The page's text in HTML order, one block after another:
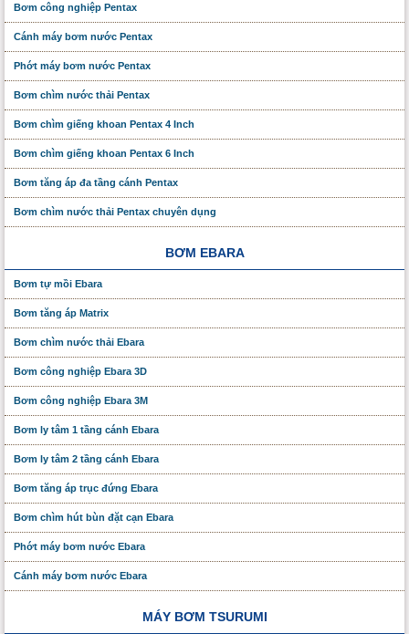
Bơm công nghiệp Pentax
Cánh máy bơm nước Pentax
Phớt máy bơm nước Pentax
Bơm chìm nước thải Pentax
Bơm chìm giếng khoan Pentax 4 Inch
Bơm chìm giếng khoan Pentax 6 Inch
Bơm tăng áp đa tầng cánh Pentax
Bơm chìm nước thải Pentax chuyên dụng
BƠM EBARA
Bơm tự mồi Ebara
Bơm tăng áp Matrix
Bơm chìm nước thải Ebara
Bơm công nghiệp Ebara 3D
Bơm công nghiệp Ebara 3M
Bơm ly tâm 1 tầng cánh Ebara
Bơm ly tâm 2 tầng cánh Ebara
Bơm tăng áp trục đứng Ebara
Bơm chìm hút bùn đặt cạn Ebara
Phớt máy bơm nước Ebara
Cánh máy bơm nước Ebara
MÁY BƠM TSURUMI